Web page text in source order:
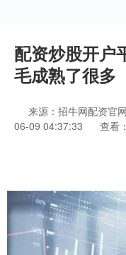
配资炒股开户
毛成熟了很多
来源：招牛网配资官网
06-09 04:37:33
查看